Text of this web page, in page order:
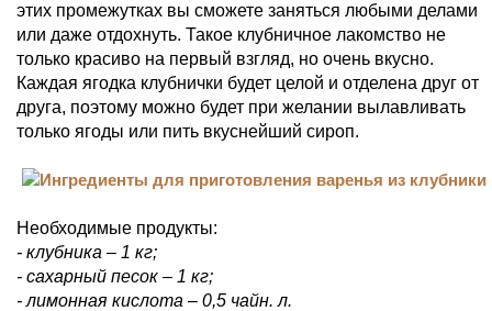
этих промежутках вы сможете заняться любыми делами
или даже отдохнуть. Такое клубничное лакомство не
только красиво на первый взгляд, но очень вкусно.
Каждая ягодка клубнички будет целой и отделена друг от
друга, поэтому можно будет при желании вылавливать
только ягоды или пить вкуснейший сироп.
Необходимые продукты:
- клубника – 1 кг;
- сахарный песок – 1 кг;
- лимонная кислота – 0,5 чайн. л.